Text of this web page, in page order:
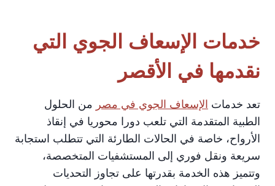
خدمات الإسعاف الجوي التي
نقدمها في الأقصر
تعد خدمات الإسعاف الجوي في مصر من الحلول
الطبية المتقدمة التي تلعب دورا محوريا في إنقاذ
الأرواح، خاصة في الحالات الطارئة التي تتطلب استجابة
سريعة ونقل فوري إلى المستشفيات المتخصصة،
وتتميز هذه الخدمة بقدرتها على تجاوز التحديات